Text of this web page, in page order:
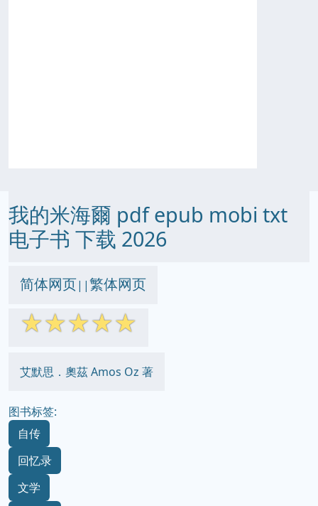
我的米海爾 pdf epub mobi txt
电子书 下载 2026
简体网页||繁体网页
☆☆☆☆☆
艾默思．奧茲 Amos Oz 著
图书标签:
自传
回忆录
文学